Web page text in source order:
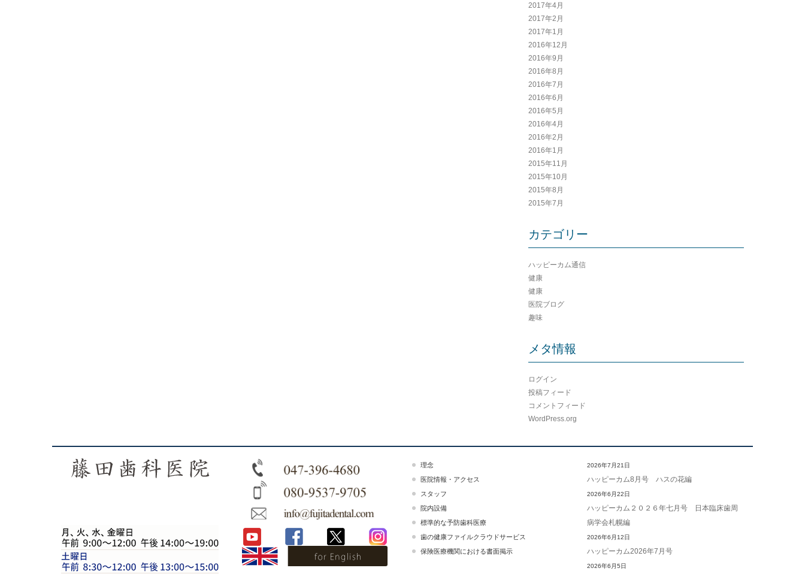
2017年4月
2017年2月
2017年1月
2016年12月
2016年9月
2016年8月
2016年7月
2016年6月
2016年5月
2016年4月
2016年2月
2016年1月
2015年11月
2015年10月
2015年8月
2015年7月
カテゴリー
ハッピーカム通信
健康
健康
医院ブログ
趣味
メタ情報
ログイン
投稿フィード
コメントフィード
WordPress.org
理念
医院情報・アクセス
スタッフ
院内設備
標準的な予防歯科医療
歯の健康ファイルクラウドサービス
保険医療機関における書面掲示
2026年7月21日
ハッピーカム8月号 ハスの花編
2026年6月22日
ハッピーカム２０２６年七月号 日本臨床歯周
病学会札幌編
2026年6月12日
ハッピーカム2026年7月号
2026年6月5日